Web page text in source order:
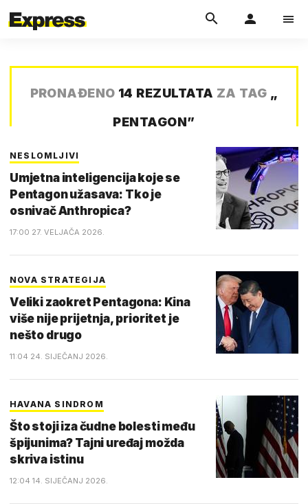
PRONAĐENO 14 REZULTATA ZA TAG „
PENTAGON”
NESLOMLJIVI
Umjetna inteligencija koje se
Pentagon užasava: Tko je
osnivač Anthropica?
17:00 27. VELJAČA 2026.
NOVA STRATEGIJA
Veliki zaokret Pentagona: Kina
više nije prijetnja, prioritet je
nešto drugo
11:04 24. SIJEČANJ 2026.
HAVANA SINDROM
Što stoji iza čudne bolesti među
špijunima? Tajni uređaj možda
skriva istinu
12:04 14. SIJEČANJ 2026.